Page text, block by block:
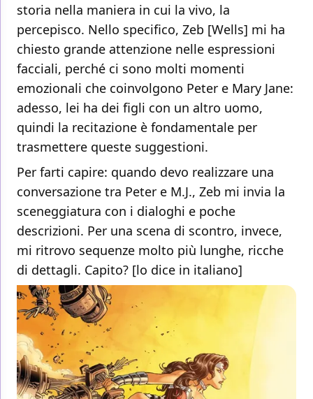
storia nella maniera in cui la vivo, la
percepisco. Nello specifico, Zeb [Wells] mi ha
chiesto grande attenzione nelle espressioni
facciali, perché ci sono molti momenti
emozionali che coinvolgono Peter e Mary Jane:
adesso, lei ha dei figli con un altro uomo,
quindi la recitazione è fondamentale per
trasmettere queste suggestioni.
Per farti capire: quando devo realizzare una
conversazione tra Peter e M.J., Zeb mi invia la
sceneggiatura con i dialoghi e poche
descrizioni. Per una scena di scontro, invece,
mi ritrovo sequenze molto più lunghe, ricche
di dettagli. Capito? [lo dice in italiano]